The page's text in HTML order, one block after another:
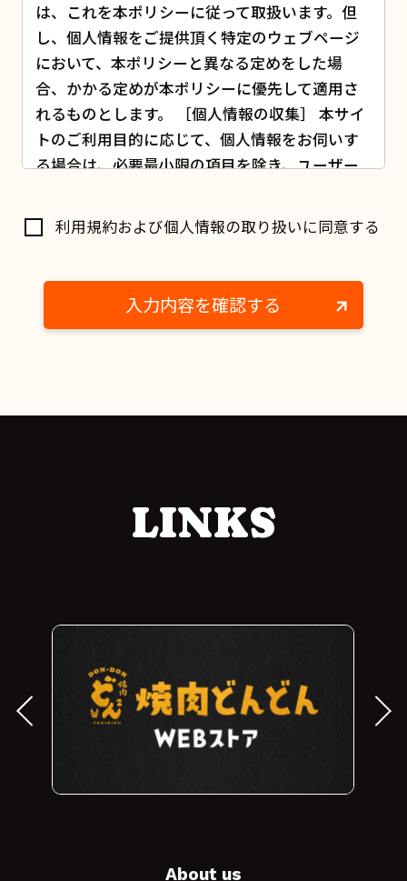
は、これを本ポリシーに従って取扱います。但
し、個人情報をご提供頂く特定のウェブページ
において、本ポリシーと異なる定めをした場
合、かかる定めが本ポリシーに優先して適用さ
れるものとします。 ［個人情報の収集］ 本サイ
トのご利用目的に応じて、個人情報をお伺いす
る場合は、必要最小限の項目を除き、ユーザー
また、ご提供頂く際は、利用目的をユーザー様
に明示し、明示した利用目的の範囲内で個人情
ご提供に同意頂けない場合は、ユーザー様の意
思により個人情報の提供を拒否することが可能
ユーザー様にご提供いただいた個人情報を厳重
ーザー様に明示した利用目的を実施する上で必
個人を識別できない状態にした場合 法令等によ
報の保護］ 当社は、ユーザー様にご提供いただ
いた個人情報について、漏洩、流用、改ざん等
を防止するため、本サイトのセキュリティ維持
に努め、合理的な範囲で必要な保護をいたしま
ユーザー様の個人情報の取扱いにつきまして、
LINKS
About us